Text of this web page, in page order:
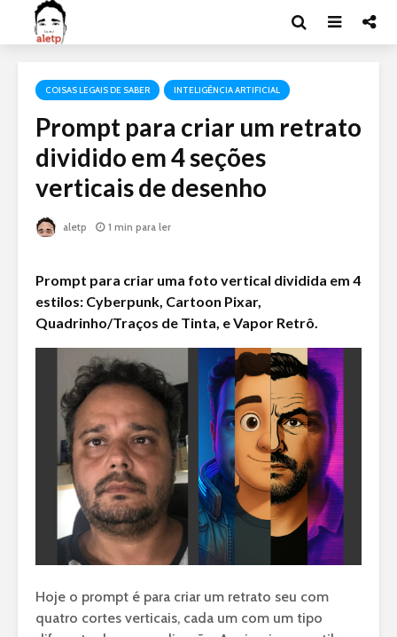
COISAS LEGAIS DE SABER INTELIGÊNCIA ARTIFICIAL
Prompt para criar um retrato
dividido em 4 seções
verticais de desenho
aletp 1 min para ler
Prompt para criar uma foto vertical dividida em 4
estilos: Cyberpunk, Cartoon Pixar,
Quadrinho/Traços de Tinta, e Vapor Retrô.
Hoje o prompt é para criar um retrato seu com
quatro cortes verticais, cada um com um tipo